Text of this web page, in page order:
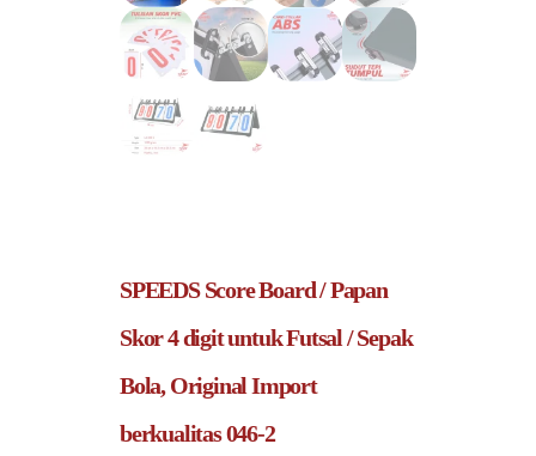
SPEEDS Score Board / Papan
Skor 4 digit untuk Futsal / Sepak
Bola, Original Import
berkualitas 046-2